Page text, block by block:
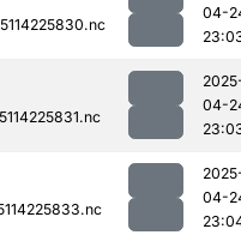
04-
04-
04-